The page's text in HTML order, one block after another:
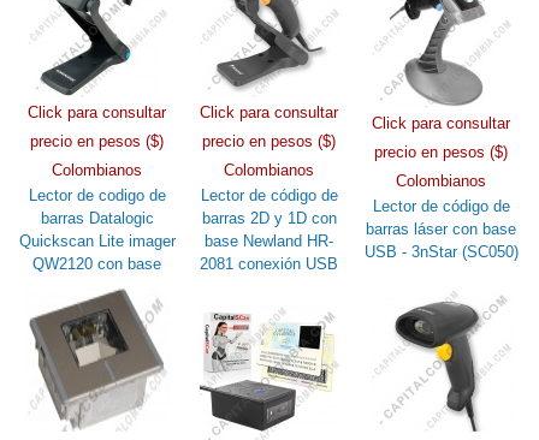
Click para consultar
precio en pesos ($)
Colombianos
Lector de codigo de
barras Datalogic
Quickscan Lite imager
QW2120 con base
Click para consultar
precio en pesos ($)
Colombianos
Lector de código de
barras 2D y 1D con
base Newland HR-
2081 conexión USB
Click para consultar
precio en pesos ($)
Colombianos
Lector de código de
barras láser con base
USB - 3nStar (SC050)